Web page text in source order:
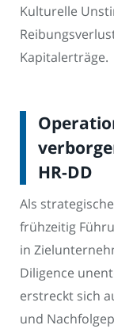
Kulturelle
Kapitalerträge.
HR-DD
Als
frühzeitig
in
Diligence
erstreckt sich
und